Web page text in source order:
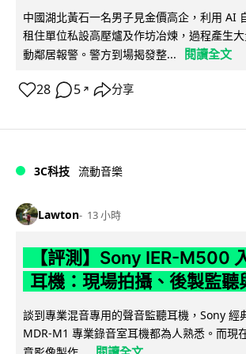
中國湖北黃石一名男子見金價高企，利用 AI
租住單位私設高壓爐及作坊冶煉，過程產生
動鄰居報警。警方到場揭發整...
閱讀全文
28 5 ↗ 分享
3C科技 流動音樂
Lawton 13 小時
【評測】Sony IER-M500
耳機：現場拍攝、後製監聽
談到專業混音專用的聲音監聽耳機，Sony 經
MDR-M1 專業錄音室耳機都為人熟悉。而現